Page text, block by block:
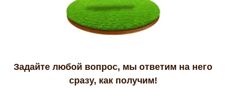
Задайте любой вопрос, мы ответим на него
сразу, как получим!